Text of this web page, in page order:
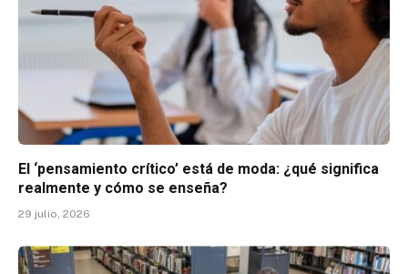
El ‘pensamiento crítico’ está de moda: ¿qué significa
realmente y cómo se enseña?
29 julio, 2026